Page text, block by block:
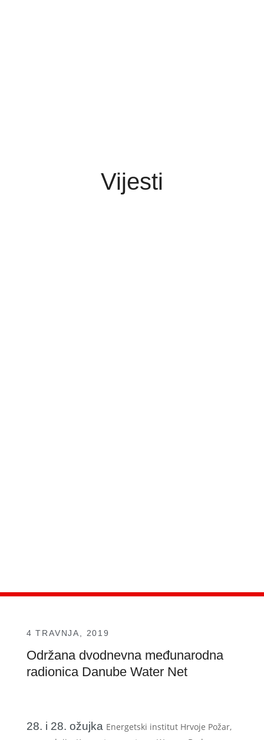
Vijesti
4 TRAVNJA, 2019
Održana dvodnevna međunarodna
radionica Danube Water Net
28. i 28. ožujka Energetski institut Hrvoje Požar,